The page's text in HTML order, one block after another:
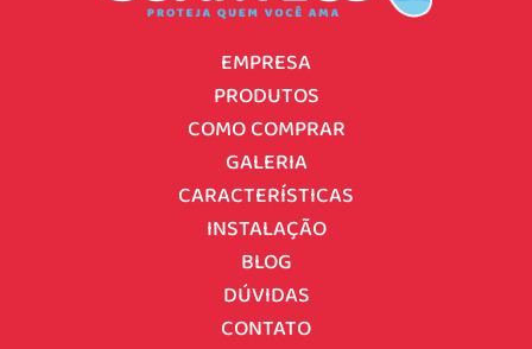
EMPRESA
PRODUTOS
COMO COMPRAR
GALERIA
CARACTERÍSTICAS
INSTALAÇÃO
BLOG
DÚVIDAS
CONTATO